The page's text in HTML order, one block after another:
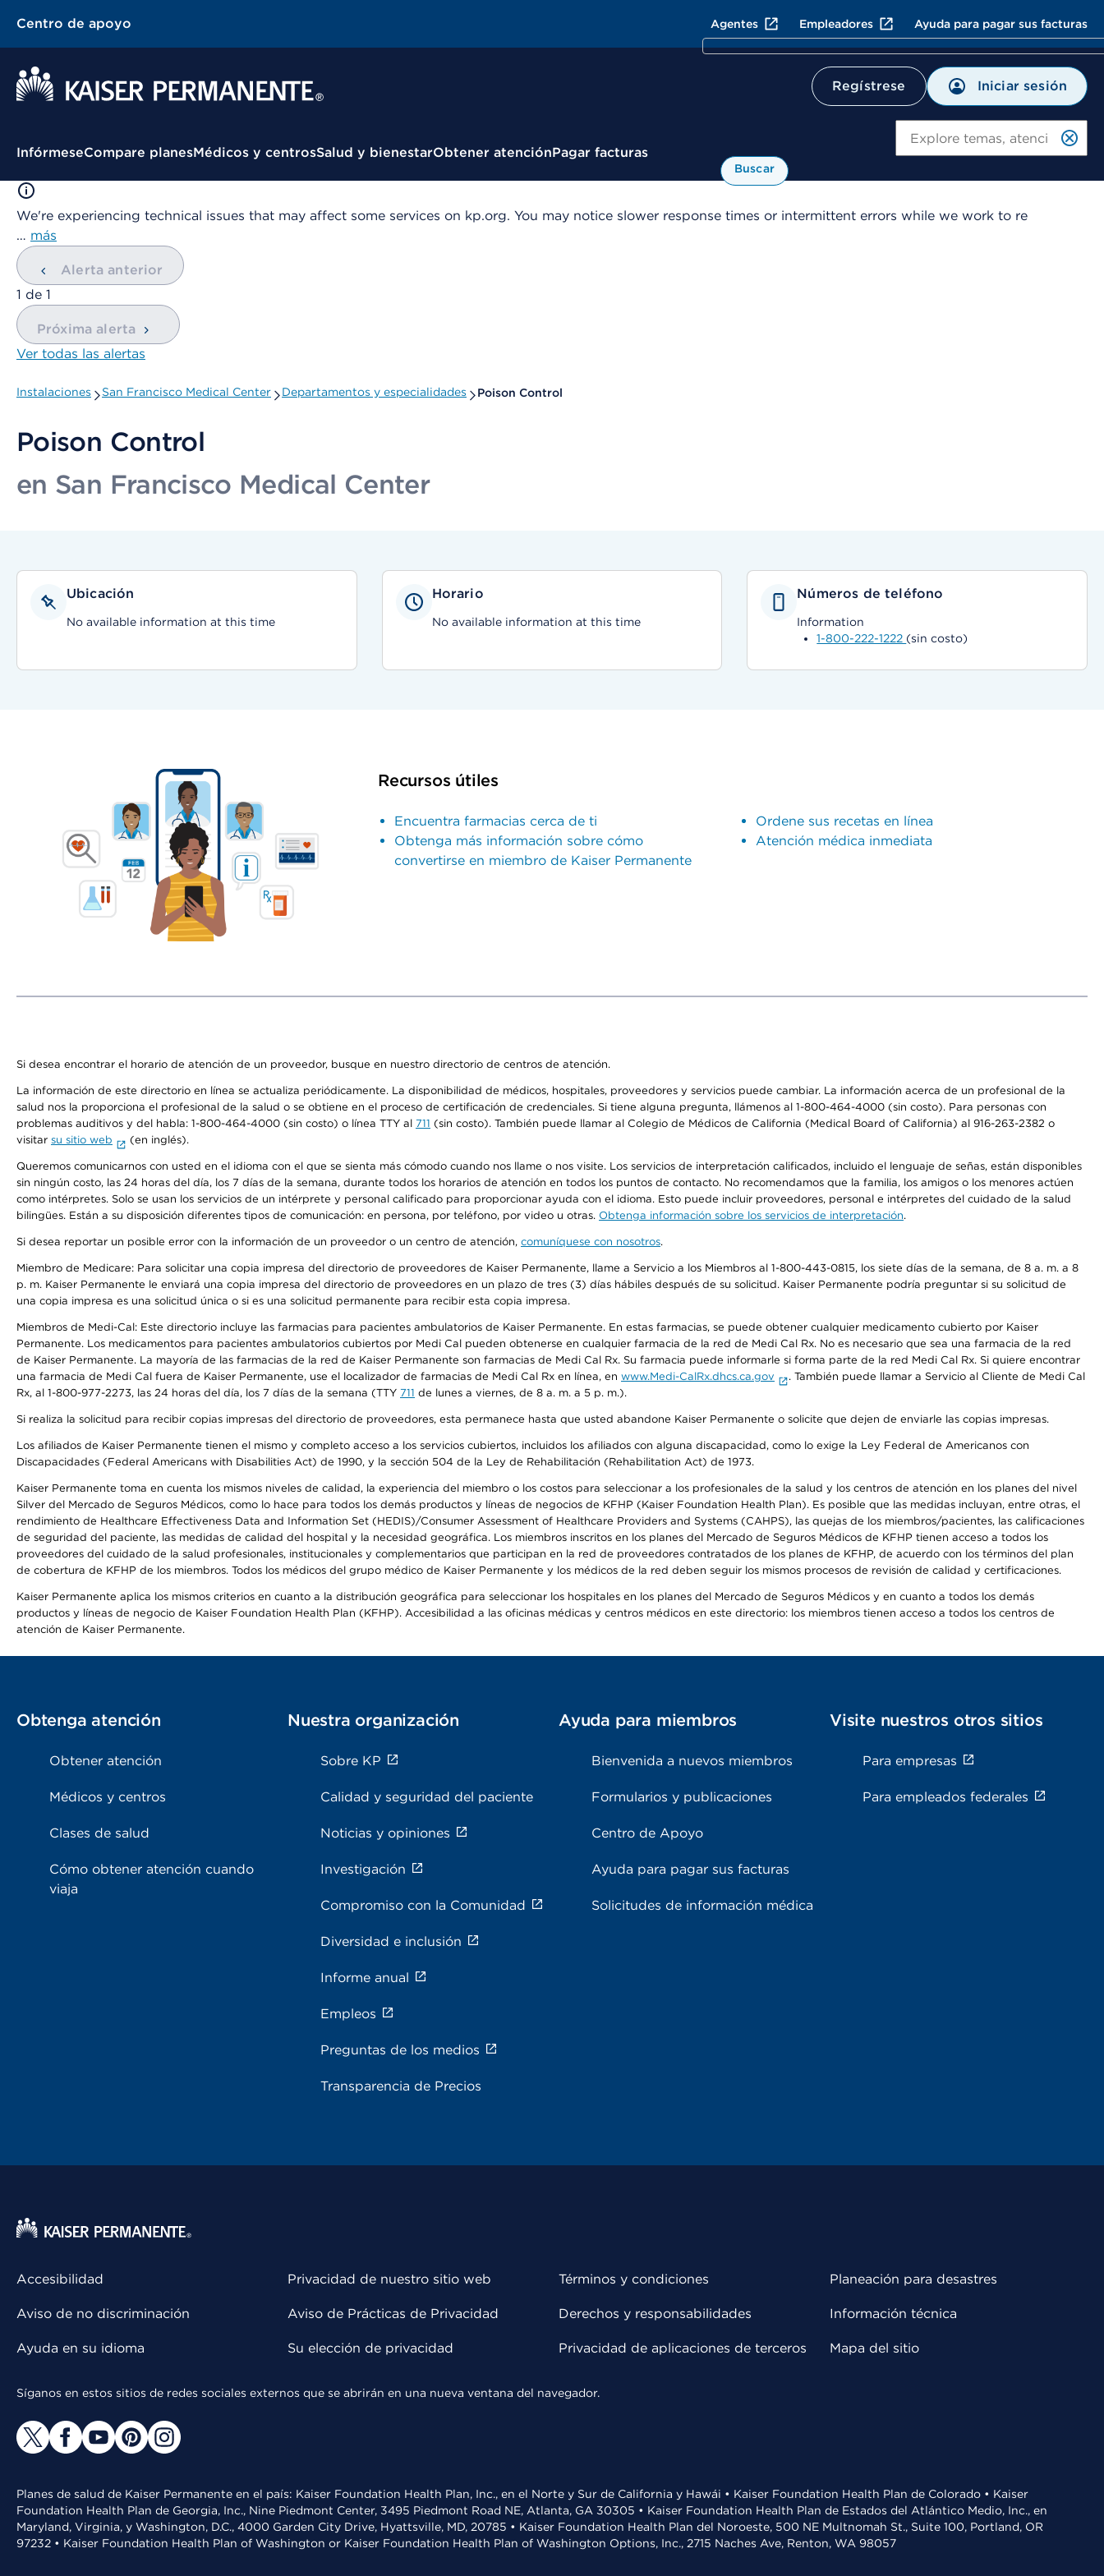
Centro de apoyo Agentes Empleadores Ayuda para pagar sus facturas
Regístrese Iniciar sesión
Menú contextual
InfórmeseCompare planesMédicos y centrosSalud y bienestarObtener atenciónPagar facturas
Buscar
We're experiencing technical issues that may affect some services on kp.org. You may notice slower response times or intermittent errors while we work to re
… más
Alerta anterior
mostrando
1 de 1
Próxima alerta
Ver todas las alertas
Instalaciones San Francisco Medical Center Departamentos y especialidades Poison Control
Poison Control
en San Francisco Medical Center
Ubicación
No available information at this time
Horario
No available information at this time
Números de teléfono
Information
1-800-222-1222 (sin costo)
Recursos útiles
Encuentra farmacias cerca de ti
Obtenga más información sobre cómo
convertirse en miembro de Kaiser Permanente
Ordene sus recetas en línea
Atención médica inmediata
Si desea encontrar el horario de atención de un proveedor, busque en nuestro directorio de centros de atención.
La información de este directorio en línea se actualiza periódicamente. La disponibilidad de médicos, hospitales, proveedores y servicios puede cambiar. La información acerca de un profesional de la
salud nos la proporciona el profesional de la salud o se obtiene en el proceso de certificación de credenciales. Si tiene alguna pregunta, llámenos al 1-800-464-4000 (sin costo). Para personas con
problemas auditivos y del habla: 1-800-464-4000 (sin costo) o línea TTY al 711 (sin costo). También puede llamar al Colegio de Médicos de California (Medical Board of California) al 916-263-2382 o
visitar su sitio web (en inglés).
Queremos comunicarnos con usted en el idioma con el que se sienta más cómodo cuando nos llame o nos visite. Los servicios de interpretación calificados, incluido el lenguaje de señas, están disponibles
sin ningún costo, las 24 horas del día, los 7 días de la semana, durante todos los horarios de atención en todos los puntos de contacto. No recomendamos que la familia, los amigos o los menores actúen
como intérpretes. Solo se usan los servicios de un intérprete y personal calificado para proporcionar ayuda con el idioma. Esto puede incluir proveedores, personal e intérpretes del cuidado de la salud
bilingües. Están a su disposición diferentes tipos de comunicación: en persona, por teléfono, por video u otras. Obtenga información sobre los servicios de interpretación.
Si desea reportar un posible error con la información de un proveedor o un centro de atención, comuníquese con nosotros.
Miembro de Medicare: Para solicitar una copia impresa del directorio de proveedores de Kaiser Permanente, llame a Servicio a los Miembros al 1-800-443-0815, los siete días de la semana, de 8 a. m. a 8
p. m. Kaiser Permanente le enviará una copia impresa del directorio de proveedores en un plazo de tres (3) días hábiles después de su solicitud. Kaiser Permanente podría preguntar si su solicitud de
una copia impresa es una solicitud única o si es una solicitud permanente para recibir esta copia impresa.
Miembros de Medi-Cal: Este directorio incluye las farmacias para pacientes ambulatorios de Kaiser Permanente. En estas farmacias, se puede obtener cualquier medicamento cubierto por Kaiser
Permanente. Los medicamentos para pacientes ambulatorios cubiertos por Medi Cal pueden obtenerse en cualquier farmacia de la red de Medi Cal Rx. No es necesario que sea una farmacia de la red
de Kaiser Permanente. La mayoría de las farmacias de la red de Kaiser Permanente son farmacias de Medi Cal Rx. Su farmacia puede informarle si forma parte de la red Medi Cal Rx. Si quiere encontrar
una farmacia de Medi Cal fuera de Kaiser Permanente, use el localizador de farmacias de Medi Cal Rx en línea, en www.Medi-CalRx.dhcs.ca.gov
. También puede llamar a Servicio al Cliente de Medi Cal
Rx, al 1-800-977-2273, las 24 horas del día, los 7 días de la semana (TTY 711 de lunes a viernes, de 8 a. m. a 5 p. m.).
Si realiza la solicitud para recibir copias impresas del directorio de proveedores, esta permanece hasta que usted abandone Kaiser Permanente o solicite que dejen de enviarle las copias impresas.
Los afiliados de Kaiser Permanente tienen el mismo y completo acceso a los servicios cubiertos, incluidos los afiliados con alguna discapacidad, como lo exige la Ley Federal de Americanos con
Discapacidades (Federal Americans with Disabilities Act) de 1990, y la sección 504 de la Ley de Rehabilitación (Rehabilitation Act) de 1973.
Kaiser Permanente toma en cuenta los mismos niveles de calidad, la experiencia del miembro o los costos para seleccionar a los profesionales de la salud y los centros de atención en los planes del nivel
Silver del Mercado de Seguros Médicos, como lo hace para todos los demás productos y líneas de negocios de KFHP (Kaiser Foundation Health Plan). Es posible que las medidas incluyan, entre otras, el
rendimiento de Healthcare Effectiveness Data and Information Set (HEDIS)/Consumer Assessment of Healthcare Providers and Systems (CAHPS), las quejas de los miembros/pacientes, las calificaciones
de seguridad del paciente, las medidas de calidad del hospital y la necesidad geográfica. Los miembros inscritos en los planes del Mercado de Seguros Médicos de KFHP tienen acceso a todos los
proveedores del cuidado de la salud profesionales, institucionales y complementarios que participan en la red de proveedores contratados de los planes de KFHP, de acuerdo con los términos del plan
de cobertura de KFHP de los miembros. Todos los médicos del grupo médico de Kaiser Permanente y los médicos de la red deben seguir los mismos procesos de revisión de calidad y certificaciones.
Kaiser Permanente aplica los mismos criterios en cuanto a la distribución geográfica para seleccionar los hospitales en los planes del Mercado de Seguros Médicos y en cuanto a todos los demás
productos y líneas de negocio de Kaiser Foundation Health Plan (KFHP). Accesibilidad a las oficinas médicas y centros médicos en este directorio: los miembros tienen acceso a todos los centros de
atención de Kaiser Permanente.
Obtenga atención
Obtener atención
Médicos y centros
Clases de salud
Cómo obtener atención cuando
viaja
Nuestra organización
Sobre KP
Calidad y seguridad del paciente
Noticias y opiniones
Investigación
Compromiso con la Comunidad
Diversidad e inclusión
Informe anual
Empleos
Preguntas de los medios
Transparencia de Precios
Ayuda para miembros
Bienvenida a nuevos miembros
Formularios y publicaciones
Centro de Apoyo
Ayuda para pagar sus facturas
Solicitudes de información médica
Visite nuestros otros sitios
Para empresas
Para empleados federales
Accesibilidad
Aviso de no discriminación
Ayuda en su idioma
Privacidad de nuestro sitio web
Aviso de Prácticas de Privacidad
Su elección de privacidad
Términos y condiciones
Derechos y responsabilidades
Privacidad de aplicaciones de terceros
Planeación para desastres
Información técnica
Mapa del sitio
Síganos en estos sitios de redes sociales externos que se abrirán en una nueva ventana del navegador.
Planes de salud de Kaiser Permanente en el país: Kaiser Foundation Health Plan, Inc., en el Norte y Sur de California y Hawái • Kaiser Foundation Health Plan de Colorado • Kaiser
Foundation Health Plan de Georgia, Inc., Nine Piedmont Center, 3495 Piedmont Road NE, Atlanta, GA 30305 • Kaiser Foundation Health Plan de Estados del Atlántico Medio, Inc., en
Maryland, Virginia, y Washington, D.C., 4000 Garden City Drive, Hyattsville, MD, 20785 • Kaiser Foundation Health Plan del Noroeste, 500 NE Multnomah St., Suite 100, Portland, OR
97232 • Kaiser Foundation Health Plan of Washington or Kaiser Foundation Health Plan of Washington Options, Inc., 2715 Naches Ave, Renton, WA 98057